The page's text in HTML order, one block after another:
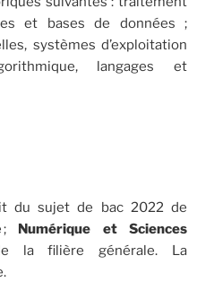
et bases de données ;
systèmes d’exploitation
langages et
du sujet de bac 2022 de
; Numérique etSciences
la filière générale. La